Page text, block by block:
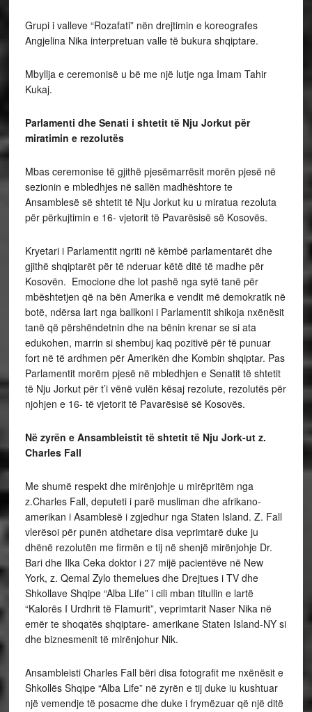
Grupi i valleve “Rozafati” nën drejtimin e koreografes
Angjelina Nika interpretuan valle të bukura shqiptare.
Mbyllja e ceremonisë u bë me një lutje nga Imam Tahir
Kukaj.
Parlamenti dhe Senati i shtetit të Nju Jorkut për
miratimin e rezolutës
Mbas ceremonise të gjithë pjesëmarrësit morën pjesë në
sezionin e mbledhjes në sallën madhështore te
Ansamblesë së shtetit të Nju Jorkut ku u miratua rezoluta
për përkujtimin e 16- vjetorit të Pavarësisë së Kosovës.
Kryetari i Parlamentit ngriti në këmbë parlamentarët dhe
gjithë shqiptarët për të nderuar këtë ditë të madhe për
Kosovën. Emocione dhe lot pashë nga sytë tanë për
mbështetjen që na bën Amerika e vendit më demokratik në
botë, ndërsa lart nga ballkoni i Parlamentit shikoja nxënësit
tanë që përshëndetnin dhe na bënin krenar se si ata
edukohen, marrin si shembuj kaq pozitivë për të punuar
fort në të ardhmen për Amerikën dhe Kombin shqiptar. Pas
Parlamentit morëm pjesë në mbledhjen e Senatit të shtetit
të Nju Jorkut për t’i vënë vulën kësaj rezolute, rezolutës për
njohjen e 16- të vjetorit të Pavarësisë së Kosovës.
Në zyrën e Ansambleistit të shtetit të Nju Jork-ut z.
Charles Fall
Me shumë respekt dhe mirënjohje u mirëpritëm nga
z.Charles Fall, deputeti i parë musliman dhe afrikano-
amerikan i Asamblesë i zgjedhur nga Staten Island. Z. Fall
vlerësoi për punën atdhetare disa veprimtarë duke ju
dhënë rezolutën me firmën e tij në shenjë mirënjohje Dr.
Bari dhe Ilka Ceka doktor i 27 mijë pacientëve në New
York, z. Qemal Zylo themelues dhe Drejtues i TV dhe
Shkollave Shqipe “Alba Life” i cili mban titullin e lartë
“Kalorës I Urdhrit të Flamurit”, veprimtarit Naser Nika në
emër te shoqatës shqiptare- amerikane Staten Island-NY si
dhe biznesmenit të mirënjohur Nik.
Ansambleisti Charles Fall bëri disa fotografit me nxënësit e
Shkollës Shqipe “Alba Life” në zyrën e tij duke iu kushtuar
një vemendje të posacme dhe duke i frymëzuar që një ditë